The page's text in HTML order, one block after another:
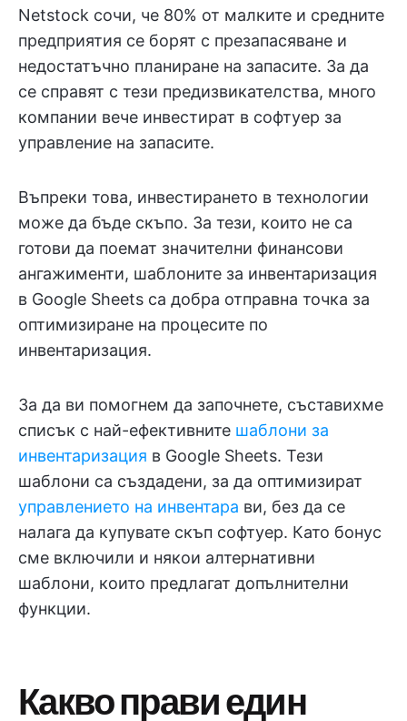
Netstock сочи, че 80% от малките и средните
предприятия се борят с презапасяване и
недостатъчно планиране на запасите. За да
се справят с тези предизвикателства, много
компании вече инвестират в софтуер за
управление на запасите.
Въпреки това, инвестирането в технологии
може да бъде скъпо. За тези, които не са
готови да поемат значителни финансови
ангажименти, шаблоните за инвентаризация
в Google Sheets са добра отправна точка за
оптимизиране на процесите по
инвентаризация.
За да ви помогнем да започнете, съставихме
списък с най-ефективните шаблони за
инвентаризация в Google Sheets. Тези
шаблони са създадени, за да оптимизират
управлението на инвентара ви, без да се
налага да купувате скъп софтуер. Като бонус
сме включили и някои алтернативни
шаблони, които предлагат допълнителни
функции.
Какво прави един